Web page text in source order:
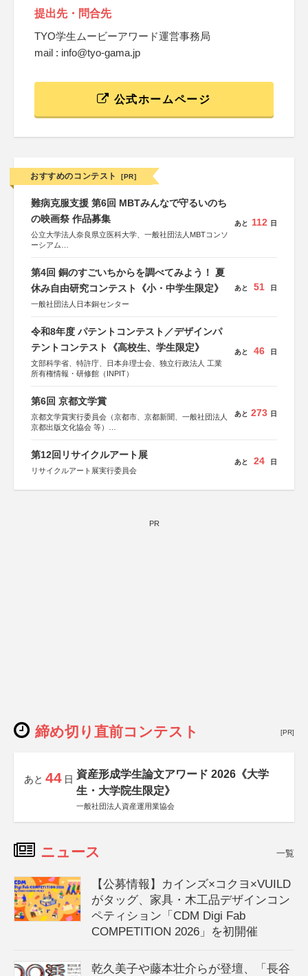
提出先・問合先
TYO学生ムービーアワード運営事務局
mail : info@tyo-gama.jp
公式ホームページ
おすすめのコンテスト [PR]
難病克服支援 第6回 MBTみんなで守るいのち
の映画祭 作品募集
公立大学法人奈良県立医科大学、一般社団法人MBTコンソ
ーシアム
後援：厚生労働省
文部科学省
日本経済団体連合会
「“よい仕事おこし”フェア」実行委員会
関西文化学術研究都市推進機構
東京難病団体連絡協議会
あと 112 日
第4回 銅のすごいちからを調べてみよう！ 夏
休み自由研究コンテスト《小・中学生限定》
一般社団法人日本銅センター
あと 51 日
令和8年度 パテントコンテスト／デザインパ
テントコンテスト《高校生、学生限定》
文部科学省、特許庁、日本弁理士会、独立行政法人 工業
所有権情報・研修館（INPIT）
あと 46 日
第6回 京都文学賞
京都文学賞実行委員会（京都市、京都新聞、一般社団法人
京都出版文化協会 等）
集英社、小学館、祥伝社、新潮社、淡交社、ちいさいミシ
マ社、徳間書店、早川書房、PHP研究所、双葉社、文藝春
あと 273 日
第12回リサイクルアート展
リサイクルアート展実行委員会
あと 24 日
PR
締め切り直前コンテスト [PR]
あと 44 日 資産形成学生論文アワード 2026《大学
生・大学院生限定》
一般社団法人資産運用業協会
ニュース 一覧
【公募情報】カインズ×コクヨ×VUILD
がタッグ、家具・木工品デザインコン
ペティション「CDM Digi Fab
COMPETITION 2026」を初開催
乾久美子や藤本壮介らが登壇、「長谷